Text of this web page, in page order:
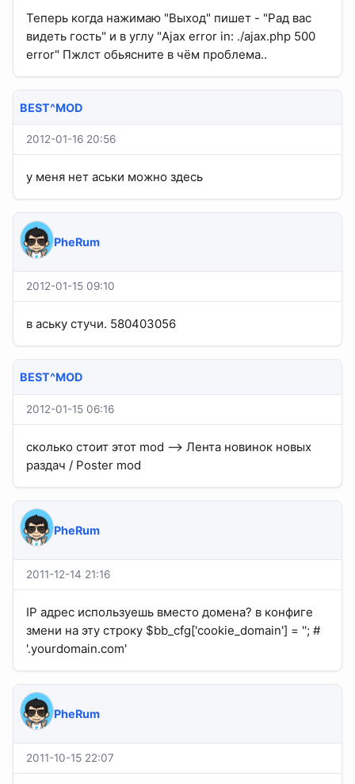
Теперь когда нажимаю "Выход" пишет - "Рад вас
видеть гость" и в углу "Ajax error in: ./ajax.php 500
error" Пжлст обьясните в чём проблема..
BEST^MOD
2012-01-16 20:56
у меня нет аськи можно здесь
PheRum
2012-01-15 09:10
в аську стучи. 580403056
BEST^MOD
2012-01-15 06:16
сколько стоит этот mod --> Лента новинок новых
раздач / Poster mod
PheRum
2011-12-14 21:16
IP адрес используешь вместо домена? в конфиге
змени на эту строку $bb_cfg['cookie_domain'] = ''; #
'.yourdomain.com'
PheRum
2011-10-15 22:07